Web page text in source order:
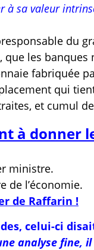
sa valeur
du
que les
fabriquée
qui
et cumul
à donner
ministre.
de l’économie.
de Raffarin !
celui-ci
analyse fine,